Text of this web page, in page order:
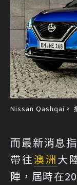
Nissan Qashqai。
而最新消息
帶往澳洲大
陣，屆時在